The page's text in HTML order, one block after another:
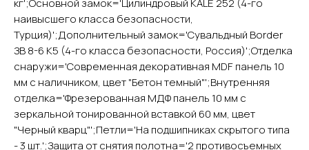
наивысшего класса безопасности,
Турция)';Дополнительный замок='Сувальдный Border
ЗВ 8-6 К5 (4-го класса безопасности, Россия)';Отделка
снаружи='Современная декоративная MDF панель 10
мм с наличником, цвет "Бетон темный"';Внутренняя
отделка='Фрезерованная МДФ панель 10 мм с
зеркальной тонированной вставкой 60 мм, цвет
"Черный кварц"';Петли='На подшипниках скрытого типа
- 3 шт.';Защита от снятия полотна='2 противосъемных
Доставка и оплата
Акции
Межкомнатные двери
Входные двери
Главная
Каталог